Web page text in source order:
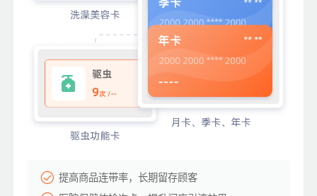
提高商品连带率，长期留存顾客